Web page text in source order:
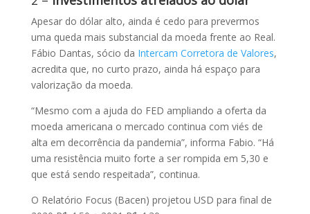
Apesar do dólar alto, ainda é cedo para prevermos
uma queda mais substancial da moeda frente ao Real.
Fábio Dantas, sócio da Intercam Corretora de Valores,
acredita que, no curto prazo, ainda há espaço para
valorização da moeda.
“Mesmo com a ajuda do FED ampliando a oferta da
moeda americana o mercado continua com viés de
alta em decorrência da pandemia”, informa Fabio. “Há
uma resistência muito forte a ser rompida em 5,30 e
que está sendo respeitada”, continua.
O Relatório Focus (Bacen) projetou USD para final de